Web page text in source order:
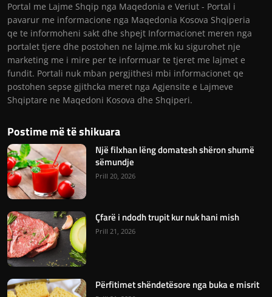
Portal me Lajme Shqip nga Maqedonia e Veriut - Portal i
pavarur me informacione nga Maqedonia Kosova Shqiperia
qe te informoheni sakt dhe shpejt Informacionet meren nga
portalet tjere dhe postohen ne lajme.mk ku sigurohet nje
marketing me i mire per te informuar te tjeret me lajmet e
fundit. Portali nuk mban pergjithesi mbi informacionet qe
postohen sepse gjithcka meret nga Agjensite e Lajmeve
Shqiptare ne Maqedoni Kosova dhe Shqiperi.
Postime më të shikuara
Një filxhan lëng domatesh shëron shumë
sëmundje
Prill 20, 2026
Çfarë i ndodh trupit kur nuk hani mish
Prill 21, 2026
Përfitimet shëndetësore nga buka e misrit